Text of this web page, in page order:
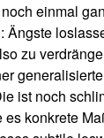
einmal
Ängste
zu
ist noch
es konkrete